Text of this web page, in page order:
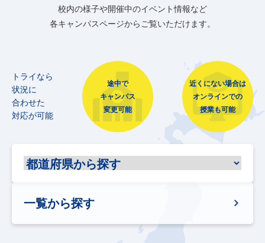
校内の様子や開催中のイベント情報など
各キャンパスページからご覧いただけます。
トライなら
状況に
合わせた
対応が可能
途中で
キャンパス
変更可能
近くにない場合は
オンラインでの
授業も可能
一覧から探す